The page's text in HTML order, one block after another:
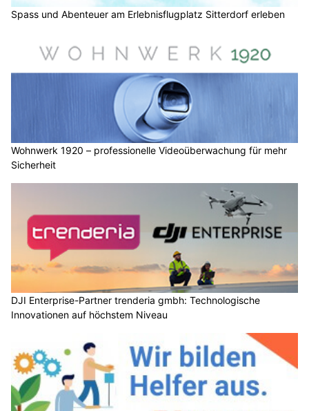
Spass und Abenteuer am Erlebnisflugplatz Sitterdorf erleben
Wohnwerk 1920 – professionelle Videoüberwachung für mehr
Sicherheit
DJI Enterprise-Partner trenderia gmbh: Technologische
Innovationen auf höchstem Niveau